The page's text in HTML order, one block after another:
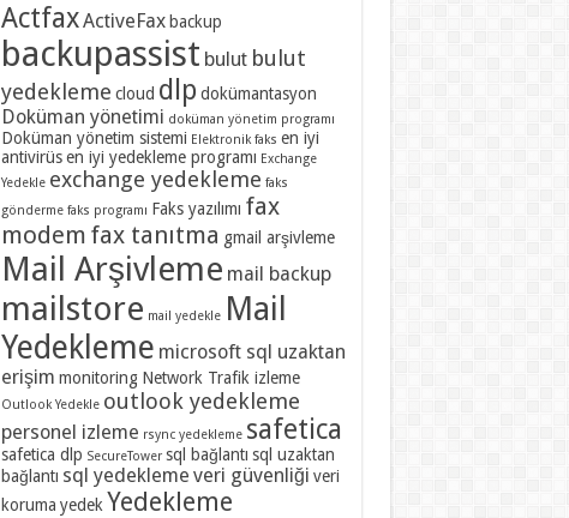
ActfaxActiveFax backup
backupassist bulut bulut
yedekleme cloud dlp dokümantasyon
Doküman yönetimi doküman yönetim programı
Doküman yönetim sistemi Elektronik faks en iyi
antivirüs en iyi yedekleme programı Exchange
Yedekle exchange yedekleme faks
gönderme faks programı Faks yazılımı fax
modem fax tanıtma gmail arşivleme
Mail Arşivleme mail backup
mailstore mail yedekle Mail
Yedekleme microsoft sql uzaktan
erişim monitoring Network Trafik izleme
Outlook Yedekle outlook yedekleme
personel izleme rsync yedekleme safetica
safetica dlp SecureTower sql bağlantı sql uzaktan
bağlantı sql yedekleme veri güvenliği veri
koruma yedek Yedekleme